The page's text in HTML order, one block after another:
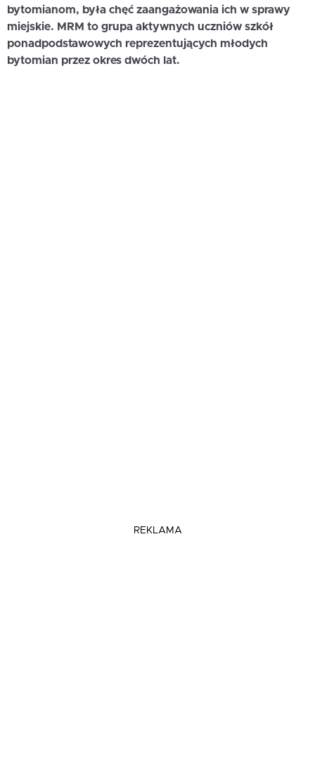
bytomianom, była chęć zaangażowania ich w sprawy
miejskie. MRM to grupa aktywnych uczniów szkół
ponadpodstawowych reprezentujących młodych
bytomian przez okres dwóch lat.
REKLAMA